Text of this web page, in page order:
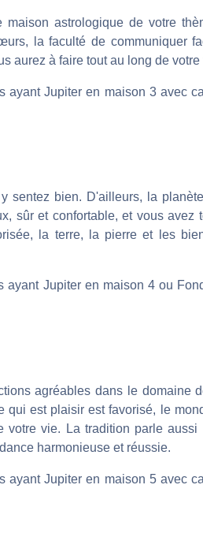
astrologique de votre
la faculté de communiquer
aurez à faire tout au long de votre
ayant Jupiter en maison 3 avec
sentez bien. D'ailleurs, la
sûr et confortable, et vous avez
la terre, la pierre et les
ayant Jupiter en maison 4 ou
agréables dans le domaine
qui est plaisir est favorisé, le
vie. La tradition parle aussi
harmonieuse et réussie.
ayant Jupiter en maison 5 avec